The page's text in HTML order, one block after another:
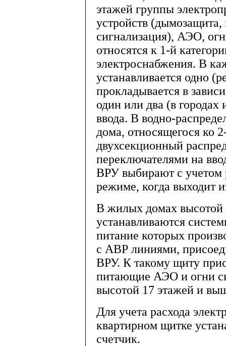
этажей группы
устройств
сигнализация), АЭО,
относятся к 1-й
электроснабжения. В
устанавливается одно
прокладывается в
один или два (в
ввода. В водно-
дома, относящегося ко
двухсекционный
переключателями на
ВРУ выбирают с учетом
режиме, когда выходит
В жилых домах высотой
устанавливаются
питание которых
с АВР линиями,
ВРУ. К такому щиту
питающие АЭО и огни
высотой 17 этажей и
Для учета расхода
квартирном щитке
счетчик.